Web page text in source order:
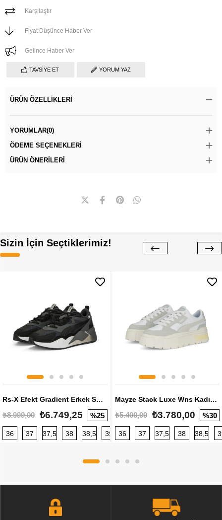
Karşılaştır
Fiyat Düşünce Haber Ver
Gelince Haber Ver
TAVSIYE ET YORUM YAZ
ÜRÜN ÖZELLIKLERI
YORUMLAR(0)
ÖDEME SEÇENEKLERI
ÜRÜN ÖNERILERI
Sizin İçin Seçtiklerimiz!
Rs-X Efekt Gradient Erkek Sneaker
₺8.999,00 ₺6.749,25 %25
36 37 37,5 38 38,5 39 40 40,5 41 42 42,5
Mayze Stack Luxe Wns Kadın Sneaker
₺5.400,00 ₺3.780,00 %30
36 37 37,5 38 38,5